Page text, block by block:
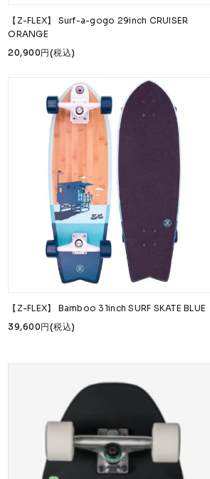
【Z-FLEX】 Surf-a-gogo 29inch CRUISER
ORANGE
20,900円(税込)
【Z-FLEX】 Bamboo 31inch SURF SKATE BLUE
39,600円(税込)